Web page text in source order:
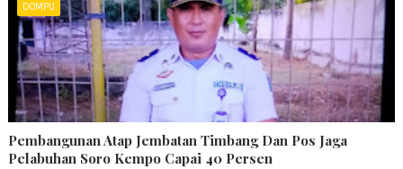
DOMPU
Pembangunan Atap Jembatan Timbang Dan Pos Jaga
Pelabuhan Soro Kempo Capai 40 Persen